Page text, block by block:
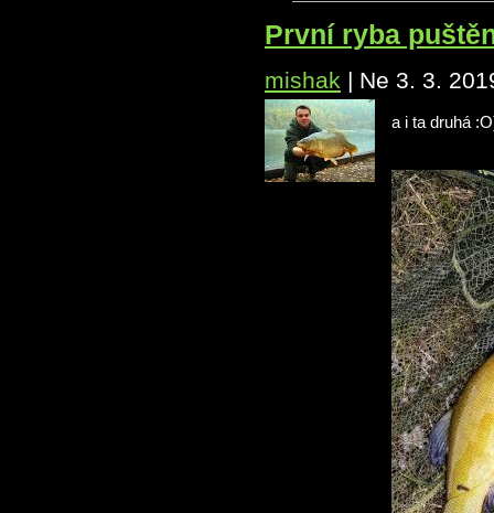
První ryba
mishak | Ne 3. 3.
a i ta druhá